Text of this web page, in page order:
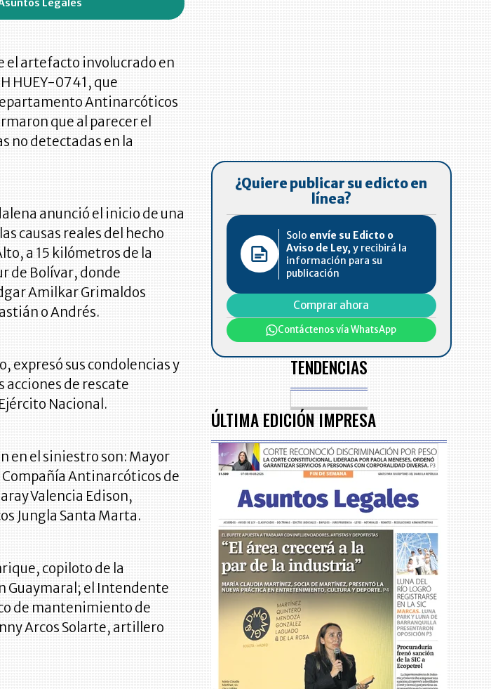
Legales
el artefacto involucrado en
HUEY-0741, que
Antinarcóticos
que al parecer el
no detectadas en la
anunció el inicio de una
causas reales del hecho
a 15 kilómetros de la
de Bolívar, donde
Amilkar Grimaldos
o Andrés.
expresó sus condolencias y
de rescate
Nacional.
en el siniestro son: Mayor
Antinarcóticos de
Valencia Edison,
Jungla Santa Marta.
copiloto de la
Guaymaral; el Intendente
de mantenimiento de
Arcos Solarte, artillero
¿Quiere publicar su edicto en
línea?
Solo envíe su Edicto o
Aviso de Ley, y recibirá la
información para su
publicación
Comprar ahora
Contáctenos vía WhatsApp
TENDENCIAS
ÚLTIMA EDICIÓN IMPRESA